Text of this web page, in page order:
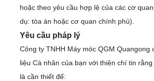
hoặc theo yêu cầu hợp lệ của các cơ
dụ: tòa án hoặc cơ quan chính phủ).
Yêu cầu pháp lý
Công ty TNHH Máy móc QGM Quangong
liệu Cá nhân của bạn với thiện chí tin
là cần thiết để: